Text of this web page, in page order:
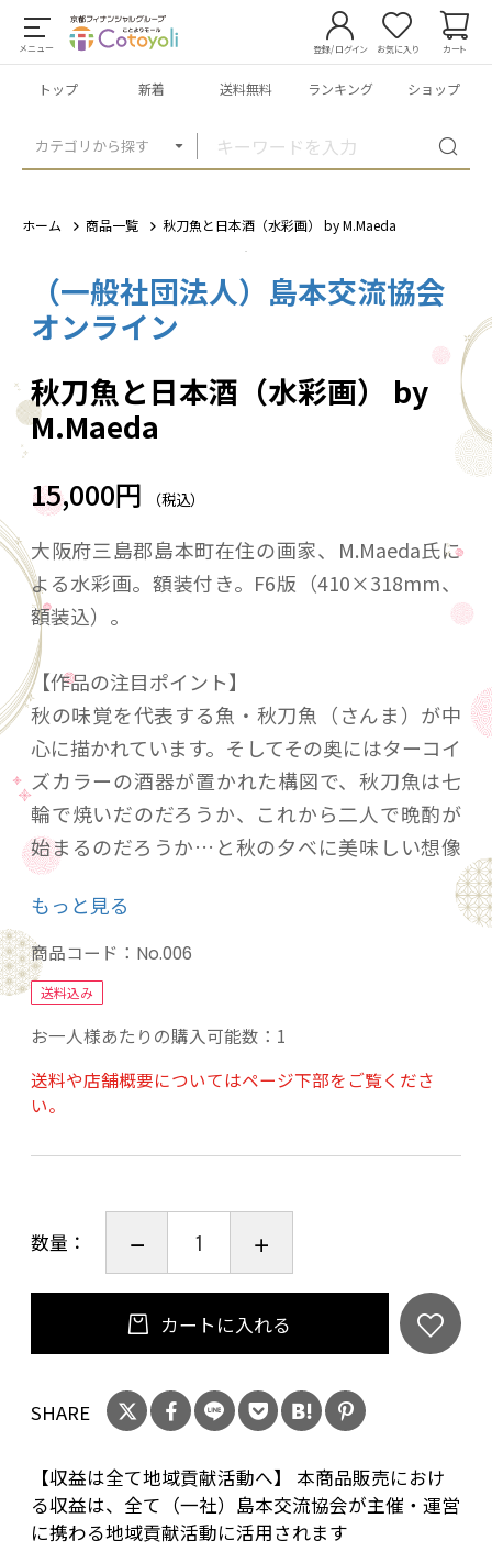
メニュー
カテゴリから探す
登録/ログイン お気に入り カート
トップ 新着 送料無料 ランキング ショップ
ホーム 商品一覧 秋刀魚と日本酒（水彩画） by M.Maeda
1
（一般社団法人）島本交流協会
オンライン
秋刀魚と日本酒（水彩画） by
M.Maeda
15,000円 （税込）
大阪府三島郡島本町在住の画家、M.Maeda氏に
よる水彩画。額装付き。F6版（410×318mm、
額装込）。
【作品の注目ポイント】
秋の味覚を代表する魚・秋刀魚（さんま）が中
心に描かれています。そしてその奥にはターコイ
ズカラーの酒器が置かれた構図で、秋刀魚は七
輪で焼いだのだろうか、これから二人で晩酌が
始まるのだろうか…と秋の夕べに美味しい想像
が膨らむ絵画です。気取らず飾れる一枚。
【詳細情報】
制作時期：2022～2023
発送までの期間：約一週間
額装：額装なし
素材、技巧：水彩、紙
サイン：サイン入り（作品表面）
送料：商品代に含む（送料無料）
【収益は全て地域貢献活動へ】
本商品販売における収益は、全て（一社）島本
活用されます
もっと見る
商品コード： No.006
送料込み
お一人様あたりの購入可能数：1
送料や店舗概要についてはページ下部をご覧くださ
い。
数量：
カートに入れる
SHARE
【収益は全て地域貢献活動へ】 本商品販売におけ
る収益は、全て（一社）島本交流協会が主催・運営
に携わる地域貢献活動に活用されます